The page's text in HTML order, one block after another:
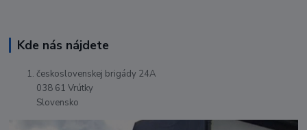
Kde nás nájdete
československej brigády 24A
038 61 Vrútky
Slovensko